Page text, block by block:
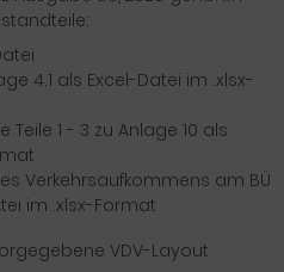
4.1 als Excel-Datei im .xlsx-
1 - 3 zu Anlage 10 als
Verkehrsaufkommens am BÜ
im .xlsx-Format
VDV-Layout